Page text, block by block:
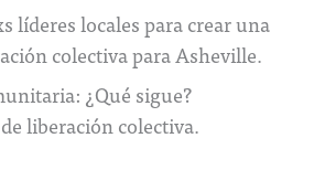
líderes locales para crear una
colectiva para Asheville.
¿Qué sigue?
liberación colectiva.